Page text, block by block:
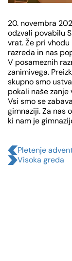
1
von
9
20. novembra
odzvali povabilu
vrat. Že pri
razreda in nas
V posameznih
zanimivega.
skupno smo
pokali naše zanje
Vsi smo se
gimnaziji. Za nas
ki nam je
Pletenje
Visoka greda